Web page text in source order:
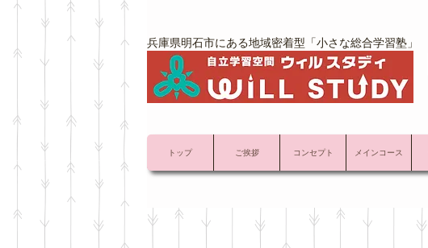
兵庫県明石市にある地域密着型「小さな総合学習塾」
トップ ご挨拶 コンセプト メインコース